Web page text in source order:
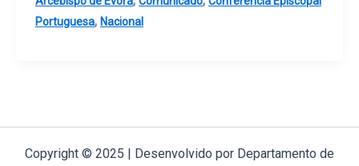
Portuguesa, Nacional
Copyright © 2025 | Desenvolvido por Departamento de